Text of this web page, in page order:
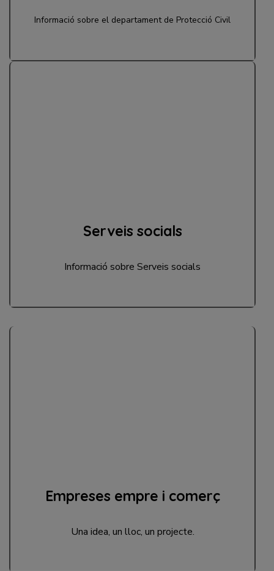
Informació sobre el departament de Protecció Civil
Serveis socials
Informació sobre Serveis socials
Empreses empre i comerç
Una idea, un lloc, un projecte.